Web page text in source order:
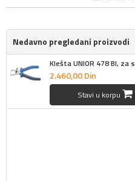
Nedavno pregledani proizvodi
Klešta UNIOR 478 BI,
2.460,00Din
Stavi u korpu